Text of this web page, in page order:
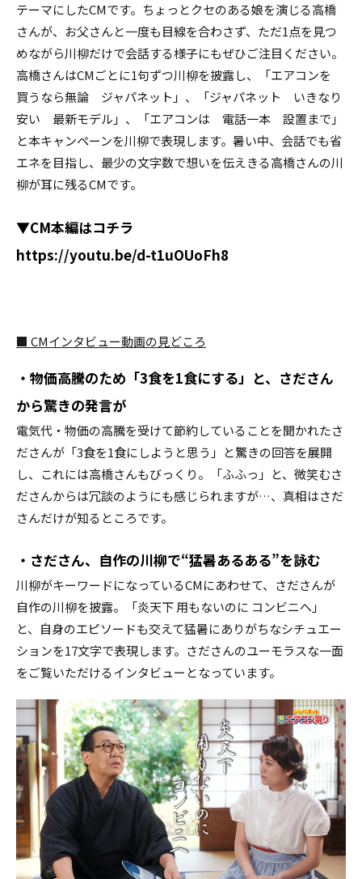
テーマにしたCMです。ちょっとクセのある娘を演じる高橋
さんが、お父さんと一度も目線を合わさず、ただ1点を見つ
めながら川柳だけで会話する様子にもぜひご注目ください。
高橋さんはCMごとに1句ずつ川柳を披露し、「エアコンを
買うなら無論 ジャパネット」、「ジャパネット いきなり
安い 最新モデル」、「エアコンは 電話一本 設置まで」
と本キャンペーンを川柳で表現します。暑い中、会話でも省
エネを目指し、最少の文字数で想いを伝えきる高橋さんの川
柳が耳に残るCMです。
▼CM本編はコチラ
https://youtu.be/d-t1uOUoFh8
■ CMインタビュー動画の見どころ
・物価高騰のため「3食を1食にする」と、さださん
から驚きの発言が
電気代・物価の高騰を受けて節約していることを聞かれたさ
ださんが「3食を1食にしようと思う」と驚きの回答を展開
し、これには高橋さんもびっくり。「ふふっ」と、微笑むさ
ださんからは冗談のようにも感じられますが…、真相はさだ
さんだけが知るところです。
・さださん、自作の川柳で“猛暑あるある”を詠む
川柳がキーワードになっているCMにあわせて、さださんが
自作の川柳を披露。「炎天下 用もないのに コンビニへ」
と、自身のエピソードも交えて猛暑にありがちなシチュエー
ションを17文字で表現します。さださんのユーモラスな一面
をご覧いただけるインタビューとなっています。